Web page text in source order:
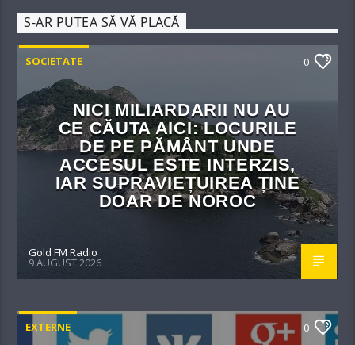
S-AR PUTEA SĂ VĂ PLACĂ
SOCIETATE 0
NICI MILIARDARII NU AU
CE CĂUTA AICI: LOCURILE
DE PE PĂMÂNT UNDE
ACCESUL ESTE INTERZIS,
IAR SUPRAVIEȚUIREA ȚINE
DOAR DE NOROC
Gold FM Radio
9 AUGUST 2026
EXTERNE 0